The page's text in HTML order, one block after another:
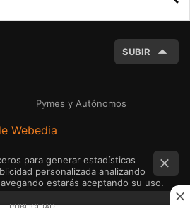
SUBIR
Pymes y Autónomos
Webedia
para generar estadísticas
personalizada analizando
estarás aceptando su uso.